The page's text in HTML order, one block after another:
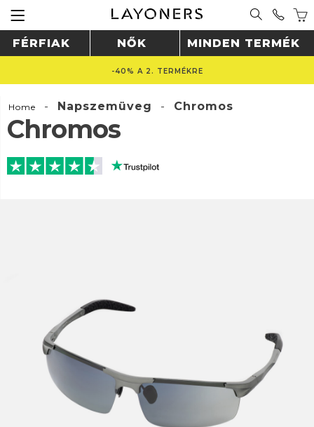
FÉRFIAK NŐK MINDEN TERMÉK
-40% A 2. TERMÉKRE
Home - Napszemüveg - Chromos
Chromos